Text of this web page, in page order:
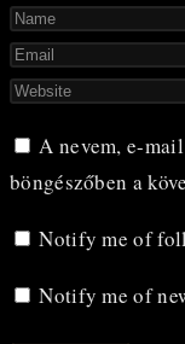
Enter
your
name
username
to
comment
Enter
your
address
to
comment
Enter
website
URL
(optional)
A nevem, e-
böngészőben a
Notify me of
Notify me of